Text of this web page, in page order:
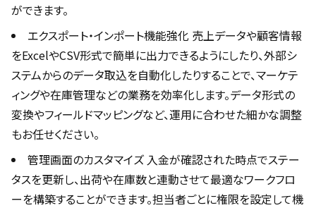
ができます。
エクスポート・インポート機能強化 売上データや顧客情報
をExcelやCSV形式で簡単に出力できるようにしたり、外部シ
ステムからのデータ取込を自動化したりすることで、マーケテ
ィングや在庫管理などの業務を効率化します。データ形式の
変換やフィールドマッピングなど、運用に合わせた細かな調整
もお任せください。
管理画面のカスタマイズ 入金が確認された時点でステー
タスを更新し、出荷や在庫数と連動させて最適なワークフロ
ーを構築することができます。担当者ごとに権限を設定して機